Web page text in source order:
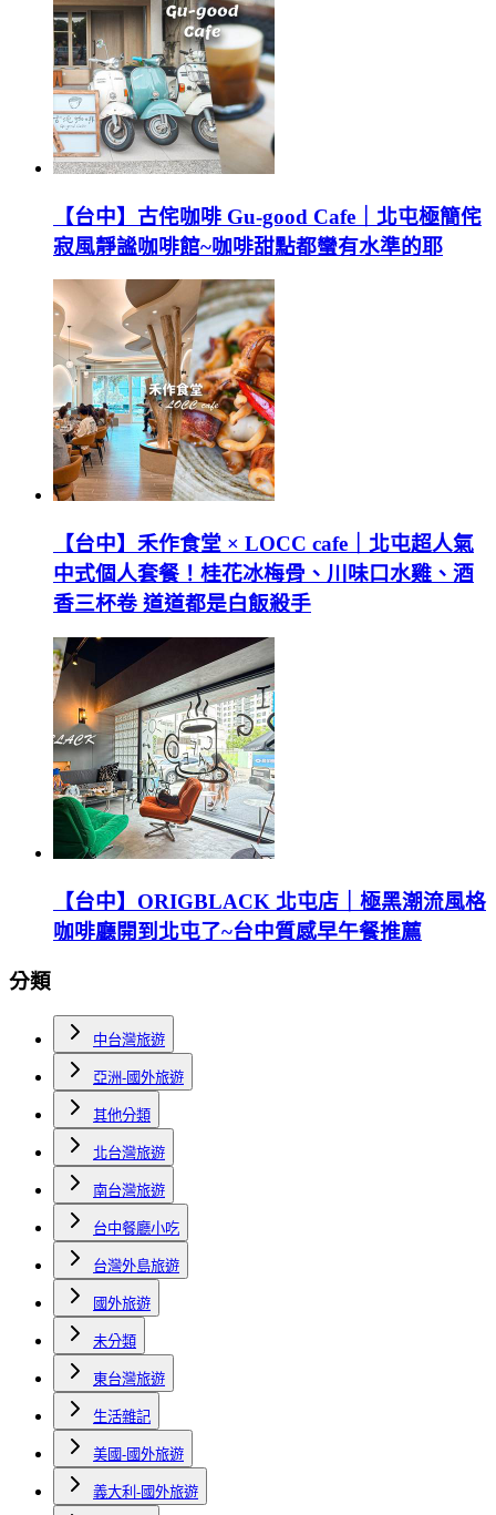
【台中】古侘咖啡 Gu-good Cafe｜北屯極簡侘
寂風靜謐咖啡館~咖啡甜點都蠻有水準的耶
【台中】禾作食堂 × LOCC cafe｜北屯超人氣
中式個人套餐！桂花冰梅骨、川味口水雞、酒
香三杯卷 道道都是白飯殺手
【台中】ORIGBLACK 北屯店｜極黑潮流風格
咖啡廳開到北屯了~台中質感早午餐推薦
分類
中台灣旅遊
亞洲-國外旅遊
其他分類
北台灣旅遊
南台灣旅遊
台中餐廳小吃
台灣外島旅遊
國外旅遊
未分類
東台灣旅遊
生活雜記
美國-國外旅遊
義大利-國外旅遊